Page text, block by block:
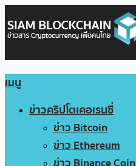
เมนู
ข่าวคริปโตเคอเรนซี่
ข่าว Bitcoin
ข่าว Ethereum